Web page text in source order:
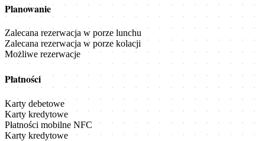
Planowanie
Zalecana rezerwacja w porze lunchu
Zalecana rezerwacja w porze kolacji
Możliwe rezerwacje
Płatności
Karty debetowe
Karty kredytowe
Płatności mobilne NFC
Karty kredytowe